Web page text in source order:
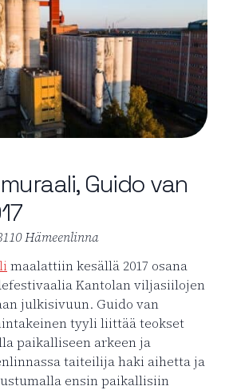
Guido van
Hämeenlinna
maalattiin kesällä 2017 osana
Kantolan viljasiilojen
julkisivuun. Guido van
tyyli liittää teokset
paikalliseen arkeen ja
taiteilija haki aihetta ja
ensin paikallisiin